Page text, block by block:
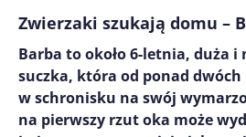
Zwierzaki szukają domu –
Barba to około 6-letnia, duża i
suczka, która od ponad dwóch
w schronisku na swój
na pierwszy rzut oka może